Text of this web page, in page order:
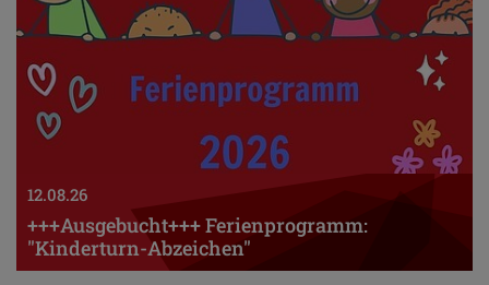
12.08.26
+++Ausgebucht+++ Ferienprogramm:
"Kinderturn-Abzeichen"